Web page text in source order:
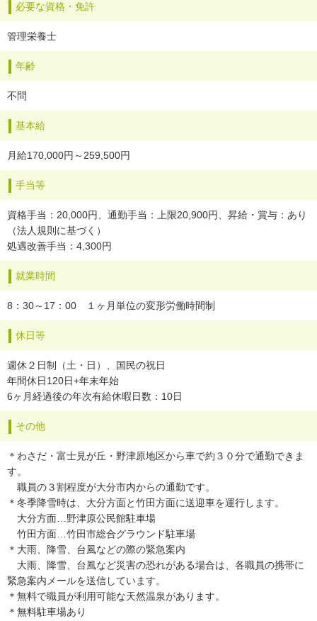
必要な資格・免許
管理栄養士
年齢
不問
基本給
月給170,000円～259,500円
手当等
資格手当：20,000円、通勤手当：上限20,900円、昇給・賞与：あり
（法人規則に基づく）
処遇改善手当：4,300円
就業時間
8：30～17：00 １ヶ月単位の変形労働時間制
休日等
週休２日制（土・日）、国民の祝日
年間休日120日+年末年始
6ヶ月経過後の年次有給休暇日数：10日
その他
＊わさだ・富士見が丘・野津原地区から車で約３０分で通勤できま
す。
職員の３割程度が大分市内からの通勤です。
＊冬季降雪時は、大分方面と竹田方面に送迎車を運行します。
大分方面…野津原公民館駐車場
竹田方面…竹田市総合グラウンド駐車場
＊大雨、降雪、台風などの際の緊急案内
大雨、降雪、台風など災害の恐れがある場合は、各職員の携帯に
緊急案内メールを送信しています。
＊無料で職員が利用可能な天然温泉があります。
＊無料駐車場あり